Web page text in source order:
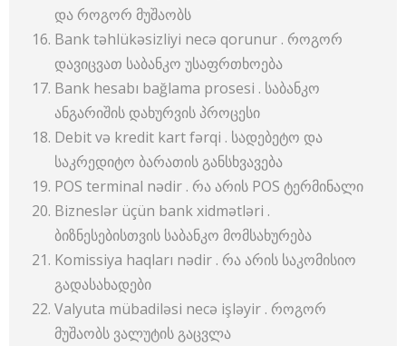
და როგორ მუშაობს
Bank təhlükəsizliyi necə qorunur . როგორ
დავიცვათ საბანკო უსაფრთხოება
Bank hesabı bağlama prosesi . საბანკო
ანგარიშის დახურვის პროცესი
Debit və kredit kart fərqi . სადებეტო და
საკრედიტო ბარათის განსხვავება
POS terminal nədir . რა არის POS ტერმინალი
Bizneslər üçün bank xidmətləri .
ბიზნესებისთვის საბანკო მომსახურება
Komissiya haqları nədir . რა არის საკომისიო
გადასახადები
Valyuta mübadiləsi necə işləyir . როგორ
მუშაობს ვალუტის გაცვლა